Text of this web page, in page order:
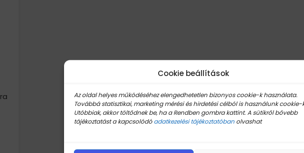
Cookie beállítások
Az oldal helyes működéséhez elengedhetetlen bizonyos cookie-k használata.
Továbbá statisztikai, marketing mérési és hirdetési célból is használunk cookie-
Utóbbiak, akkor töltődnek be, ha a Rendben gombra kattint. A sütikről bővebb
tájékoztatást a kapcsolódó adatkezelési tájékoztatóban olvashat